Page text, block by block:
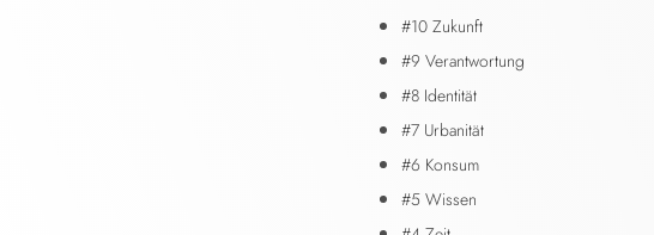
#10 Zukunft
#9 Verantwortung
#8 Identität
#7 Urbanität
#6 Konsum
#5 Wissen